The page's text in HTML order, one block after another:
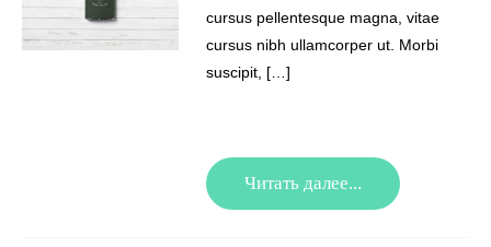
cursus pellentesque magna, vitae
cursus nibh ullamcorper ut. Morbi
suscipit, […]
Читать далее...